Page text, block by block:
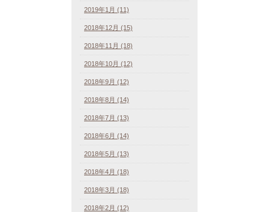
2019年1月 (11)
2018年12月 (15)
2018年11月 (18)
2018年10月 (12)
2018年9月 (12)
2018年8月 (14)
2018年7月 (13)
2018年6月 (14)
2018年5月 (13)
2018年4月 (18)
2018年3月 (18)
2018年2月 (12)